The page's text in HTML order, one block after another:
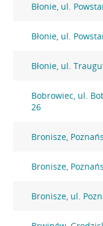
Błonie, ul.
Błonie, ul.
Błonie, ul.
Bobrowiec, ul.
26
Bronisze,
Bronisze,
Bronisze, ul.